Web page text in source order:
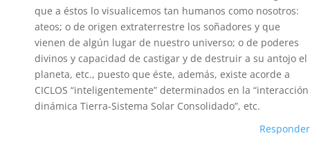
que a éstos lo visualicemos tan humanos como nosotros:
ateos; o de origen extraterrestre los soñadores y que
vienen de algún lugar de nuestro universo; o de poderes
divinos y capacidad de castigar y de destruir a su antojo el
planeta, etc., puesto que éste, además, existe acorde a
CICLOS “inteligentemente” determinados en la “interacción
dinámica Tierra-Sistema Solar Consolidado”, etc.
Responder